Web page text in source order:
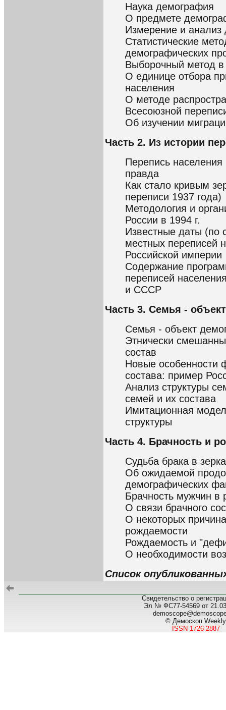
Наука демография
О предмете
Измерение и анализ
Статистические
демографических
Выборочный метод в
О единице отбора
населения
О методе
Всесоюзной
Об изучении
Часть 2. Из истории
Перепись
правда
Как стало кривым
переписи 1937 года)
Методология и
России в 1994 г.
Известные даты (по
местных переписей
Российской империи
Содержание
переписей
и СССР
Часть 3. Семья -
Семья - объект
Этнически
состав
Новые особенности
состава: пример
Анализ структуры
семей и их состава
Имитационная
структуры
Часть 4. Брачность и
Судьба брака в
Об ожидаемой
демографических
Брачность мужчин в
О связи брачного
О некоторых
рождаемости
Рождаемость и
О необходимости
Список
Свидетельство о
Эл № ФС77-54569 от
© Демоскоп Weekly
ISSN 1726-2887